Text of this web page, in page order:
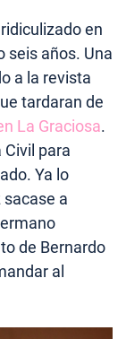
en
seis años. Una
a la revista
tardaran de
La Graciosa.
Civil para
Ya lo
a
de Bernardo
al